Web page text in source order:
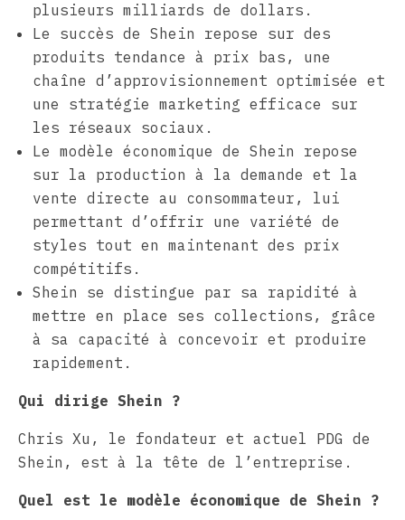
plusieurs milliards de dollars.
Le succès de Shein repose sur des
produits tendance à prix bas, une
chaîne d’approvisionnement optimisée et
une stratégie marketing efficace sur
les réseaux sociaux.
Le modèle économique de Shein repose
sur la production à la demande et la
vente directe au consommateur, lui
permettant d’offrir une variété de
styles tout en maintenant des prix
compétitifs.
Shein se distingue par sa rapidité à
mettre en place ses collections, grâce
à sa capacité à concevoir et produire
rapidement.
Qui dirige Shein ?
Chris Xu, le fondateur et actuel PDG de
Shein, est à la tête de l’entreprise.
Quel est le modèle économique de Shein ?